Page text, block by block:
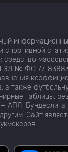
спортивной
средство
ЭЛ № ФС 77-
а также
таблицы,
АПЛ,
Сайт